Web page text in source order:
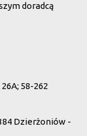
doradcą
58-262
Dzierżoniów -